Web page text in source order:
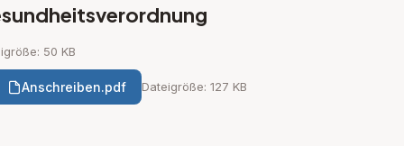
50 KB
Anschreiben.pdf Dateigröße: 127 KB